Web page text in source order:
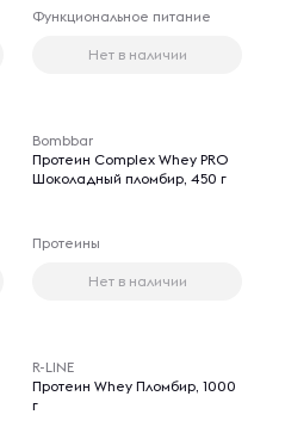
Функциональное питание
Нет в наличии
Bombbar
Протеин Complex Whey PRO
Шоколадный пломбир, 450 г
Протеины
Нет в наличии
R-LINE
Протеин Whey Пломбир, 1000
г